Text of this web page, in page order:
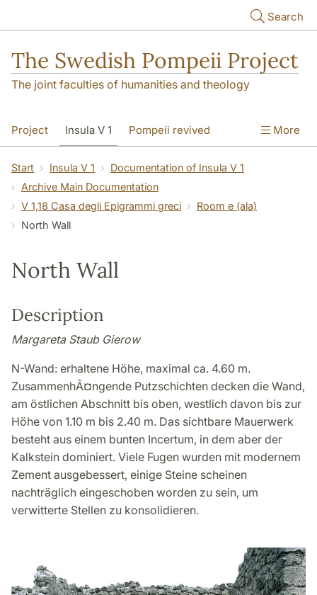
Search
The Swedish Pompeii Project
The joint faculties of humanities and theology
Project Insula V 1 Pompeii revived More
Start Insula V 1
Documentation of Insula V 1
Archive Main Documentation
V 1,18 Casa degli Epigrammi greci
Room e (ala)
North Wall
North Wall
Description
Margareta Staub Gierow
N-Wand: erhaltene Höhe, maximal ca. 4.60 m.
ZusammenhÃ¤ngende Putzschichten decken die Wand,
am östlichen Abschnitt bis oben, westlich davon bis zur
Höhe von 1.10 m bis 2.40 m. Das sichtbare Mauerwerk
besteht aus einem bunten Incertum, in dem aber der
Kalkstein dominiert. Viele Fugen wurden mit modernem
Zement ausgebessert, einige Steine scheinen
nachträglich eingeschoben worden zu sein, um
verwitterte Stellen zu konsolidieren.